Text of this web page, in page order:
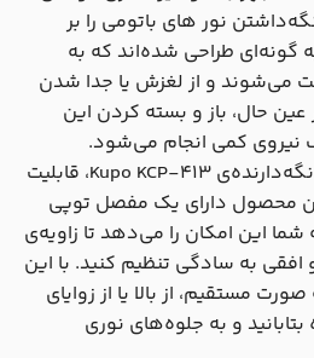
نور های باتومی را بر
گونه‌ای طراحی شده‌اند که به
می‌شوند و از لغزش یا جدا شدن
حال، باز و بسته کردن این
نیروی کمی انجام می‌شود.
یکی از ویژگی‌های کلیدی نگه‌دارنده‌ی Kupo KCP-413، قابلیت
محصول دارای یک مفصل توپی
این امکان را می‌دهد تا زاویه‌ی
به سادگی تنظیم کنید. با این
مستقیم، از بالا یا از زوایای
و به جلوه‌های نوری